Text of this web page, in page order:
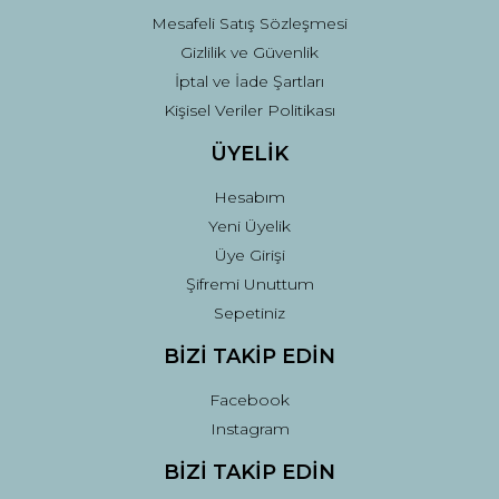
Mesafeli Satış Sözleşmesi
Gizlilik ve Güvenlik
İptal ve İade Şartları
Kişisel Veriler Politikası
ÜYELİK
Hesabım
Yeni Üyelik
Üye Girişi
Şifremi Unuttum
Sepetiniz
BİZİ TAKİP EDİN
Facebook
Instagram
BİZİ TAKİP EDİN